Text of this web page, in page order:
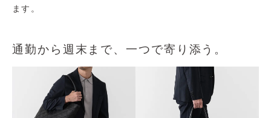
ます。
通勤から週末まで、一つで寄り添う。